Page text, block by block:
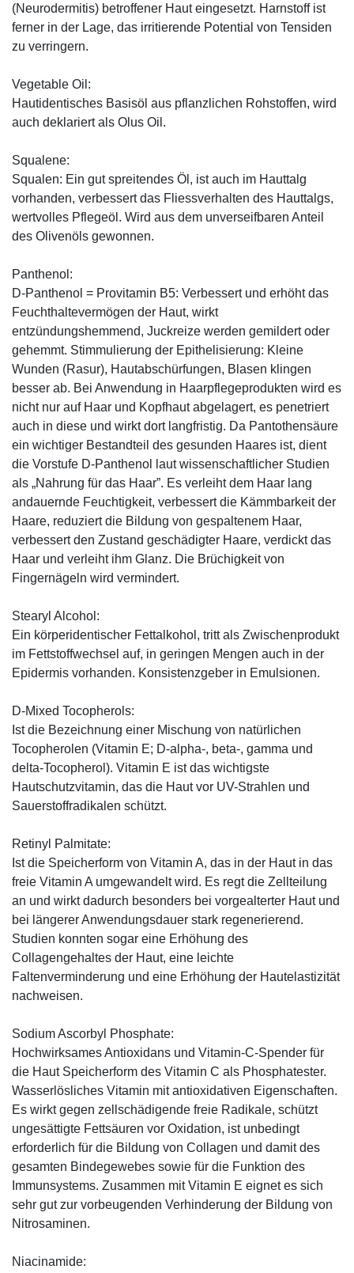
(Neurodermitis) betroffener Haut eingesetzt. Harnstoff ist
ferner in der Lage, das irritierende Potential von Tensiden
zu verringern.
Vegetable Oil:
Hautidentisches Basisöl aus pflanzlichen Rohstoffen, wird
auch deklariert als Olus Oil.
Squalene:
Squalen: Ein gut spreitendes Öl, ist auch im Hauttalg
vorhanden, verbessert das Fliessverhalten des Hauttalgs,
wertvolles Pflegeöl. Wird aus dem unverseifbaren Anteil
des Olivenöls gewonnen.
Panthenol:
D-Panthenol = Provitamin B5: Verbessert und erhöht das
Feuchthaltevermögen der Haut, wirkt
entzündungshemmend, Juckreize werden gemildert oder
gehemmt. Stimmulierung der Epithelisierung: Kleine
Wunden (Rasur), Hautabschürfungen, Blasen klingen
besser ab. Bei Anwendung in Haarpflegeprodukten wird es
nicht nur auf Haar und Kopfhaut abgelagert, es penetriert
auch in diese und wirkt dort langfristig. Da Pantothensäure
ein wichtiger Bestandteil des gesunden Haares ist, dient
die Vorstufe D-Panthenol laut wissenschaftlicher Studien
als „Nahrung für das Haar”. Es verleiht dem Haar lang
andauernde Feuchtigkeit, verbessert die Kämmbarkeit der
Haare, reduziert die Bildung von gespaltenem Haar,
verbessert den Zustand geschädigter Haare, verdickt das
Haar und verleiht ihm Glanz. Die Brüchigkeit von
Fingernägeln wird vermindert.
Stearyl Alcohol:
Ein körperidentischer Fettalkohol, tritt als Zwischenprodukt
im Fettstoffwechsel auf, in geringen Mengen auch in der
Epidermis vorhanden. Konsistenzgeber in Emulsionen.
D-Mixed Tocopherols:
Ist die Bezeichnung einer Mischung von natürlichen
Tocopherolen (Vitamin E; D-alpha-, beta-, gamma und
delta-Tocopherol). Vitamin E ist das wichtigste
Hautschutzvitamin, das die Haut vor UV-Strahlen und
Sauerstoffradikalen schützt.
Retinyl Palmitate:
Ist die Speicherform von Vitamin A, das in der Haut in das
freie Vitamin A umgewandelt wird. Es regt die Zellteilung
an und wirkt dadurch besonders bei vorgealterter Haut und
bei längerer Anwendungsdauer stark regenerierend.
Studien konnten sogar eine Erhöhung des
Collagengehaltes der Haut, eine leichte
Faltenverminderung und eine Erhöhung der Hautelastizität
nachweisen.
Sodium Ascorbyl Phosphate:
Hochwirksames Antioxidans und Vitamin-C-Spender für
die Haut Speicherform des Vitamin C als Phosphatester.
Wasserlösliches Vitamin mit antioxidativen Eigenschaften.
Es wirkt gegen zellschädigende freie Radikale, schützt
ungesättigte Fettsäuren vor Oxidation, ist unbedingt
erforderlich für die Bildung von Collagen und damit des
gesamten Bindegewebes sowie für die Funktion des
Immunsystems. Zusammen mit Vitamin E eignet es sich
sehr gut zur vorbeugenden Verhinderung der Bildung von
Nitrosaminen.
Niacinamide: